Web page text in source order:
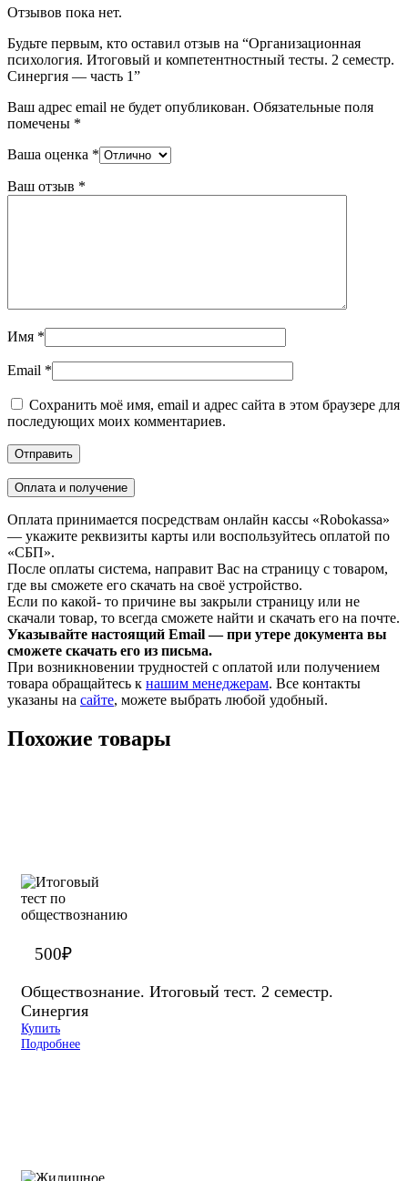
Отзывов пока нет.
Будьте первым, кто оставил отзыв на “Организационная
психология. Итоговый и компетентностный тесты. 2 семестр.
Синергия — часть 1”
Ваш адрес email не будет опубликован. Обязательные поля
помечены *
Ваша оценка *
Ваш отзыв *
Имя *
Email *
Сохранить моё имя, email и адрес сайта в этом браузере для
последующих моих комментариев.
Оплата и получение
Оплата принимается посредствам онлайн кассы «Robokassa»
— укажите реквизиты карты или воспользуйтесь оплатой по
«СБП».
После оплаты система, направит Вас на страницу с товаром,
где вы сможете его скачать на своё устройство.
Если по какой- то причине вы закрыли страницу или не
скачали товар, то всегда сможете найти и скачать его на почте.
Указывайте настоящий Email — при утере документа вы
сможете скачать его из письма.
При возникновении трудностей с оплатой или получением
товара обращайтесь к нашим менеджерам. Все контакты
указаны на сайте, можете выбрать любой удобный.
Похожие товары
500₽
Обществознание. Итоговый тест. 2 семестр.
Синергия
Купить
Подробнее